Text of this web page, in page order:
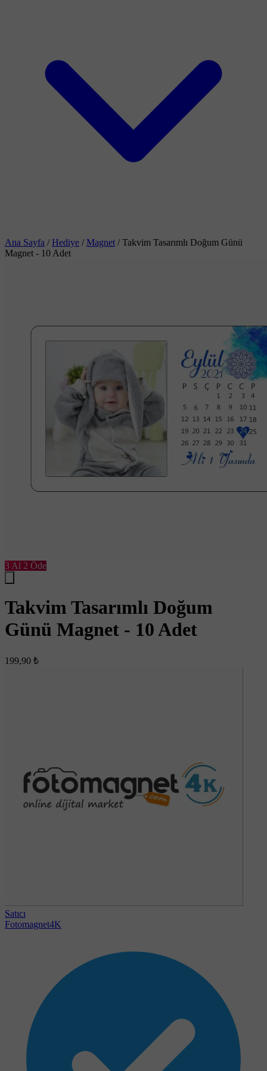
Ana Sayfa / Hediye / Magnet / Takvim Tasarımlı Doğum Günü
Magnet - 10 Adet
3 Al 2 Öde
Takvim Tasarımlı Doğum
Günü Magnet - 10 Adet
199,90 ₺
Satıcı
Fotomagnet4K